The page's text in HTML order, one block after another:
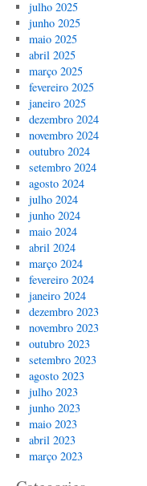
julho 2025
junho 2025
maio 2025
abril 2025
março 2025
fevereiro 2025
janeiro 2025
dezembro 2024
novembro 2024
outubro 2024
setembro 2024
agosto 2024
julho 2024
junho 2024
maio 2024
abril 2024
março 2024
fevereiro 2024
janeiro 2024
dezembro 2023
novembro 2023
outubro 2023
setembro 2023
agosto 2023
julho 2023
junho 2023
maio 2023
abril 2023
março 2023